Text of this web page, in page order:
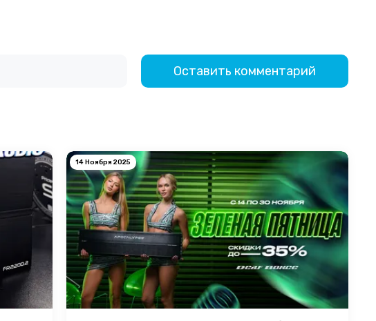
Оставить комментарий
14 Ноября 2025